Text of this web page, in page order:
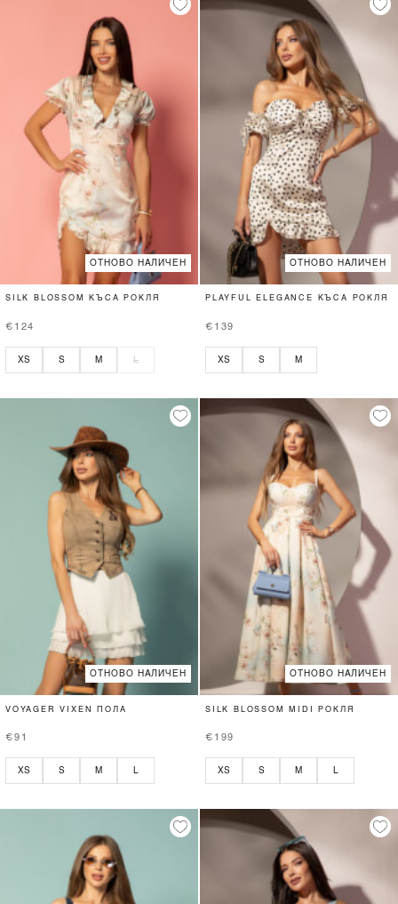
ОТНОВО НАЛИЧЕН
SILK BLOSSOM КЪСА РОКЛЯ
€124
XS S M L
ОТНОВО НАЛИЧЕН
PLAYFUL ELEGANCE КЪСА РОКЛЯ
€139
XS S M
ОТНОВО НАЛИЧЕН
VOYAGER VIXEN ПОЛА
€91
XS S M L
ОТНОВО НАЛИЧЕН
SILK BLOSSOM MIDI РОКЛЯ
€199
XS S M L